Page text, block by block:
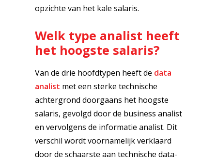
opzichte van het kale salaris.
Welk type analist heeft
het hoogste salaris?
Van de drie hoofdtypen heeft de data
analist met een sterke technische
achtergrond doorgaans het hoogste
salaris, gevolgd door de business analist
en vervolgens de informatie analist. Dit
verschil wordt voornamelijk verklaard
door de schaarste aan technische data-